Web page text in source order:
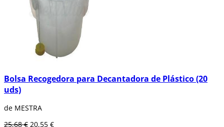
Bolsa Recogedora para Decantadora de Plástico (20
uds)
de MESTRA
25,68 € 20,55 €